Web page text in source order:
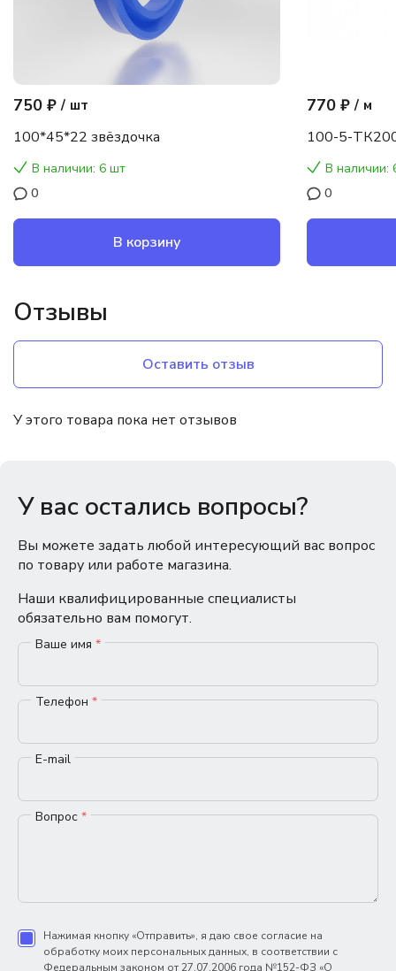
750 ₽ / шт
100*45*22 звёздочка
В наличии: 6 шт
0
В корзину
770 ₽ / м
100-5-
В наличии:
0
Отзывы
Оставить отзыв
У этого товара пока нет отзывов
У вас остались вопросы?
Вы можете задать любой интересующий вас вопрос
по товару или работе магазина.
Наши квалифицированные специалисты
обязательно вам помогут.
Ваше имя *
Телефон *
E-mail
Вопрос *
Нажимая кнопку «Отправить», я даю свое согласие на
обработку моих персональных данных, в соответствии с
Федеральным законом от 27.07.2006 года №152-ФЗ «О